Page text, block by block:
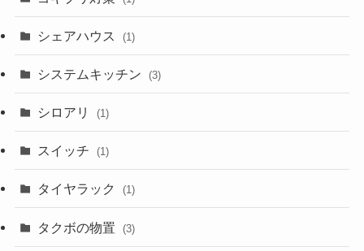
シェアハウス (1)
システムキッチン (3)
シロアリ (1)
スイッチ (1)
タイヤラック (1)
タクボの物置 (3)